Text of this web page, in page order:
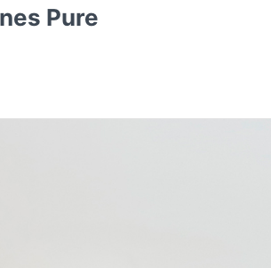
Pure